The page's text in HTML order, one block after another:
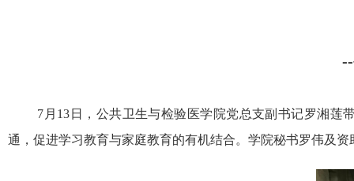
7月13日，公共卫生与检验医学院党总支副书记罗湘
通，促进学习教育与家庭教育的有机结合。学院秘书罗伟及